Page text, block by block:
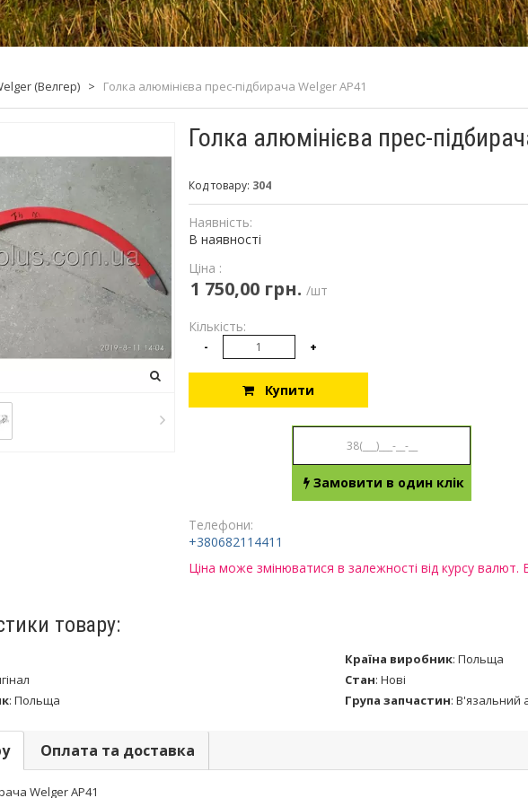
(Велгер) > Голка алюмінієва прес-підбирача Welger АР41
Голка алюмінієва прес-
Код товару: 304
Наявність:
В наявності
Ціна :
1 750,00 грн. /шт
Кількість:
- +
Купити
Замовити в один клік
Телефони:
+380682114411
Ціна може змінюватися в залежності від курсу валют.
товару:
Країна виробник: Польща
Стан: Нові
: Польща Група запчастин: В'язальний
Оплата та доставка
Welger АР41